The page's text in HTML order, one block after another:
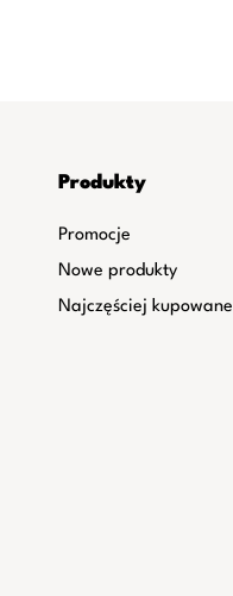
Produkty
Promocje
Nowe produkty
Najczęściej kupowane